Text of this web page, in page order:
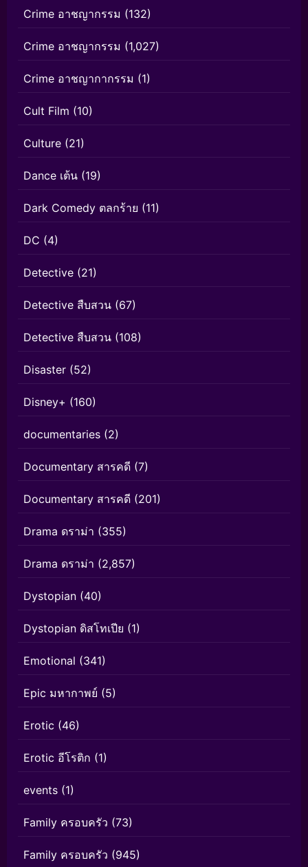
Crime อาชญากรรม (132)
Crime อาชญากรรม (1,027)
Crime อาชญากากรรม (1)
Cult Film (10)
Culture (21)
Dance เต้น (19)
Dark Comedy ตลกร้าย (11)
DC (4)
Detective (21)
Detective สืบสวน (67)
Detective สืบสวน (108)
Disaster (52)
Disney+ (160)
documentaries (2)
Documentary สารคดี (7)
Documentary สารคดี (201)
Drama ดราม่า (355)
Drama ดราม่า (2,857)
Dystopian (40)
Dystopian ดิสโทเปีย (1)
Emotional (341)
Epic มหากาพย์ (5)
Erotic (46)
Erotic อีโรติก (1)
events (1)
Family ครอบครัว (73)
Family ครอบครัว (945)